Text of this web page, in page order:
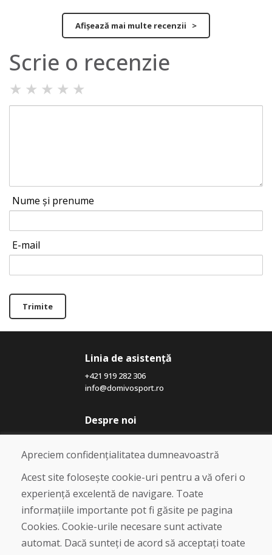
Afișează mai multe recenzii >
Scrie o recenzie
★ ★ ★ ★ ★
Nume și prenume
E-mail
Trimite
Linia de asistență
+421 919 282 306
info@domivosport.ro
Despre noi
Blog
Despre noi
Magazin
Contact
Cumpărare
Magazin online
Livrare și plată
Apreciem confidențialitatea dumneavoastră
Acest site folosește cookie-uri pentru a vă oferi o
experiență excelentă de navigare. Toate
informațiile importante pot fi găsite pe pagina
Cookies. Cookie-urile necesare sunt activate
automat. Dacă sunteți de acord să acceptați toate